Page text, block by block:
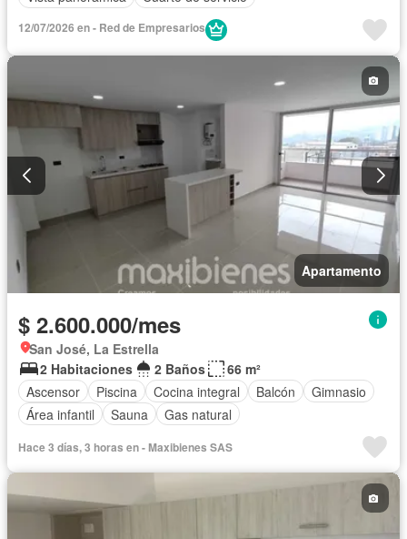
12/07/2026 en - Red de Empresarios
Apartamento
$ 2.600.000/mes
San José, La Estrella
2 Habitaciones
2 Baños
66 m²
Ascensor
Piscina Cocina integral Balcón
Gimnasio
Área infantil
Sauna Gas natural
Hace 3 días, 3 horas en - Maxibienes SAS